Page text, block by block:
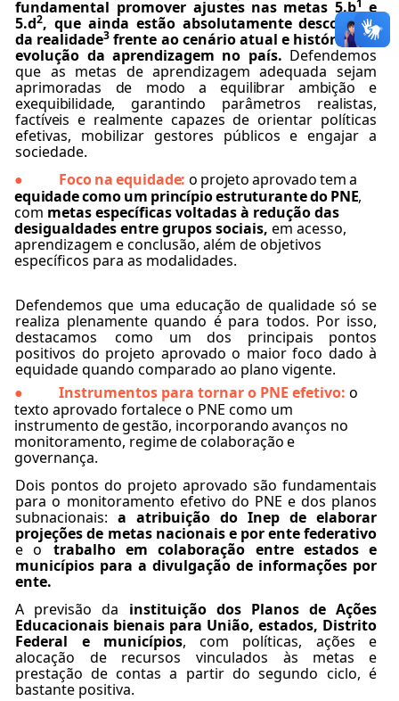
fundamental promover ajustes nas metas 5.b
e
5.d2, que ainda estão absolutamente descoladas
da realidade3 frente ao cenário atual e histórico de
evolução da aprendizagem no país. Defendemos
que as metas de aprendizagem adequada sejam
aprimoradas de modo
a equilibrar ambição
e
exequibilidade,
garantindo parâmetros
realistas,
factíveis e realmente capazes de orientar políticas
efetivas, mobilizar gestores públicos e engajar a
sociedade.
● Foco na equidade: o projeto aprovadotema
equidadecomoum princípioestruturantedo PNE,
com metas específicas voltadas à redução das
desigualdades entre grupos sociais, em acesso,
aprendizagem e conclusão, além de objetivos
específicos para as modalidades.
Defendemos que uma educação de qualidade só se
realiza plenamente quando é para todos. Por isso,
destacamos
como um dos principais pontos
positivos do projeto aprovado o maior foco dado à
equidade quando comparado ao plano vigente.
● Instrumentos para tornar o PNE efetivo: o
texto aprovado fortalece o PNE como um
instrumento degestão, incorporando avanços no
monitoramento, regimedecolaboração e
governança.
Dois pontos do projeto aprovado são fundamentais
para o monitoramento efetivo do PNE e dos planos
subnacionais: a atribuição do Inep de elaborar
projeções de metas nacionaise porentefederativo
e o trabalho em colaboração entre estados e
municípios para a divulgação de informações por
ente.
A previsão da instituição dos Planos de Ações
Educacionais bienais para União, estados, Distrito
Federal e municípios, com políticas, ações e
alocação de recursos vinculados às metas
e
prestação de contas a partir do segundo ciclo, é
bastante positiva.